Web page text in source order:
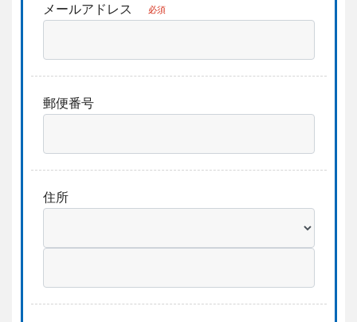
メールアドレス 必須
郵便番号
住所